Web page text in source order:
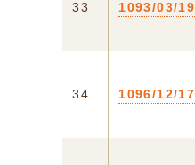
33 1093/03/19
34 1096/12/17